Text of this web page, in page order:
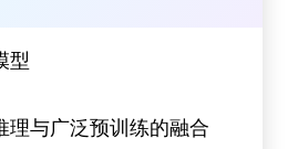
型
理与广泛预训练的融合